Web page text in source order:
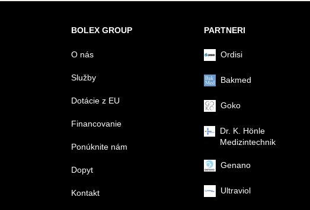
BOLEX GROUP
O nás
Služby
Dotácie z EU
Financovanie
Ponúknite nám
Dopyt
Kontakt
PARTNERI
Ordisi
Bakmed
Goko
Dr. K. Hönle
Medizintechnik
Genano
Ultraviol